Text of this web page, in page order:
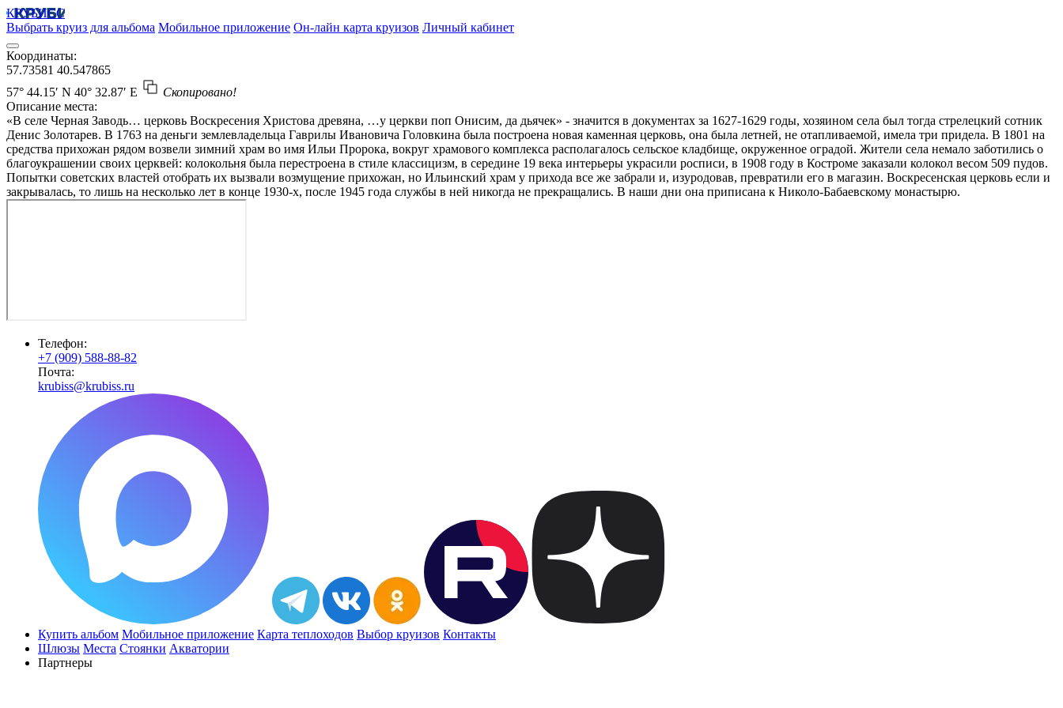
КРУБИСС
Выбрать круиз для альбома Мобильное приложение Он-лайн карта круизов Личный кабинет
Координаты:
57.73581 40.547865
57° 44.15′ N 40° 32.87′ E
Скопировано!
Описание места:
«В селе Черная Заводь… церковь Воскресения Христова древяна, …у церкви поп Онисим, да дьячек» - значится в документах за 1627-1629 годы, хозяином села был тогда стрелецкий сотник
Денис Золотарев. В 1763 на деньги землевладельца Гаврилы Ивановича Головкина была построена новая каменная церковь, она была летней, не отапливаемой, имела три придела. В 1801 на
средства прихожан рядом возвели зимний храм во имя Ильи Пророка, вокруг храмового комплекса располагалось сельское кладбище, окруженное оградой. Жители села немало заботились о
благоукрашении своих церквей: колокольня была перестроена в стиле классицизм, в середине 19 века интерьеры украсили росписи, в 1908 году в Костроме заказали колокол весом 509 пудов.
Попытки советских властей отобрать их вызвали возмущение прихожан, но Ильинский храм у прихода все же забрали и, изуродовав, превратили его в магазин. Воскресенская церковь если и
закрывалась, то лишь на несколько лет в конце 1930-х, после 1945 года службы в ней никогда не прекращались. В наши дни она приписана к Николо-Бабаевскому монастырю.
Телефон:
+7 (909) 588-88-82
Почта:
krubiss@krubiss.ru
Купить альбом Мобильное приложение Карта теплоходов Выбор круизов Контакты
Шлюзы Места Стоянки Акватории
Партнеры